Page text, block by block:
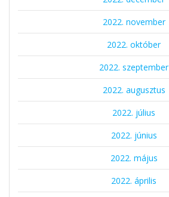
2022. november
2022. október
2022. szeptember
2022. augusztus
2022. július
2022. június
2022. május
2022. április